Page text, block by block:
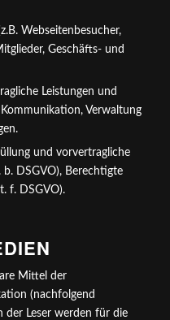
Webseitenbesucher,
Geschäfts- und
Leistungen und
Verwaltung
und vorvertragliche
DSGVO), Berechtigte
f. DSGVO).
Mittel der
(nachfolgend
der Leser werden für die